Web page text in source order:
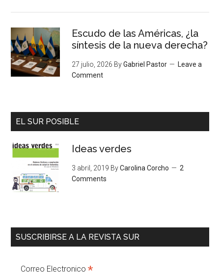
Escudo de las Américas, ¿la
síntesis de la nueva derecha?
27 julio, 2026 ByGabriel Pastor
Leave a
Comment
EL SUR POSIBLE
Ideas verdes
3 abril, 2019 ByCarolina Corcho
2
Comments
SUSCRIBIRSE A LA REVISTA SUR
Correo Electronico*